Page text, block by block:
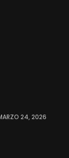
24, 2026